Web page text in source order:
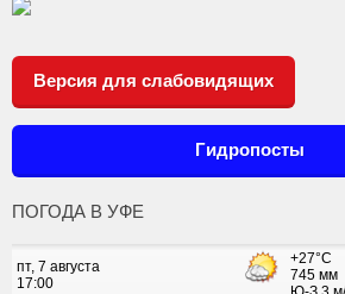
Версия для слабовидящих
Гидропосты
ПОГОДА В УФЕ